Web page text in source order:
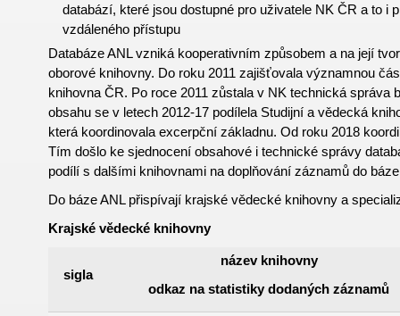
databází, které jsou dostupné pro uživatele NK ČR a to i
vzdáleného přístupu
Databáze ANL vzniká kooperativním způsobem a na její
oborové knihovny. Do roku 2011 zajišťovala významnou
knihovna ČR. Po roce 2011 zůstala v NK technická správa
obsahu se v letech 2012-17 podílela Studijní a vědecká
která koordinovala excerpční základnu. Od roku 2018
Tím došlo ke sjednocení obsahové i technické správy
podílí s dalšími knihovnami na doplňování záznamů do
Do báze ANL přispívají krajské vědecké knihovny a
Krajské vědecké knihovny
sigla
název knihovny
odkaz na statistiky dodaných záznamů